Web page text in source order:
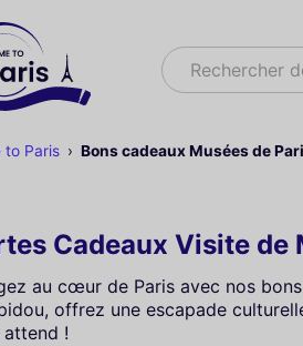
Rechercher
Rechercher
to Paris Bons cadeaux Musées de
Cadeaux Visite de
au cœur de Paris avec nos
offrez une escapade
!